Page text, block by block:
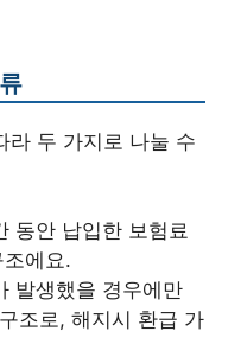
라 두 가지로 나눌 수
동안 납입한 보험료
에요.
발생했을 경우에만